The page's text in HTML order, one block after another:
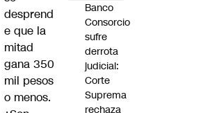
desprend
e que la
mitad
gana 350
mil pesos
o menos.
Banco
Consorcio
sufre
derrota
judicial:
Corte
Suprema
rechaza